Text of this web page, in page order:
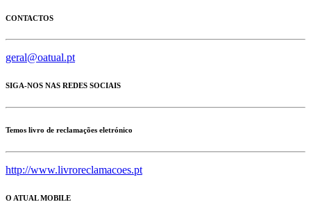
CONTACTOS
geral@oatual.pt
SIGA-NOS NAS REDES SOCIAIS
Temos livro de reclamações eletrónico
http://www.livroreclamacoes.pt
O ATUAL MOBILE